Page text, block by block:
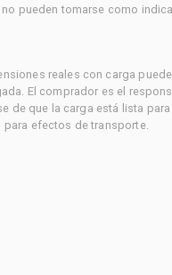
pueden tomarse como
reales con carga
El comprador es el
que la carga está lista para
efectos de transporte.